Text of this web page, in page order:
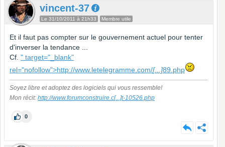
vincent-37
Le 31/10/2011 à 21h33 Membre utile
Et il faut pas compter sur le gouvernement actuel pour tenter
d'inverser la tendance ...
Cf. " target="_blank"
rel="nofollow">http://www.letelegramme.com/[...]89.php
Soyez libre et adoptez des logiciels qui vous ressemble!
Mon récit: http://www.forumconstruire.c[...]t-10526.php
0